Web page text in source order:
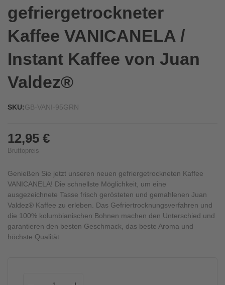
gefriergetrockneter
Kaffee VANICANELA /
Instant Kaffee von Juan
Valdez®
SKU:GB-VANI-95GRN
12,95 €
Bruttopreis
Genießen Sie jetzt unseren neuen gefriergetrockneten Kaffee
VANICANELA! Die schnellste Möglichkeit, um eine
ausgezeichnete Tasse frisch gerösteten und gemahlenen Juan
Valdez® Kaffee zu erleben. Das Gefriertrocknungsverfahren und
die 100% kolumbianischen Bohnen machen den Unterschied und
garantieren den besten Geschmack, das beste Aroma und
höchste Qualität.